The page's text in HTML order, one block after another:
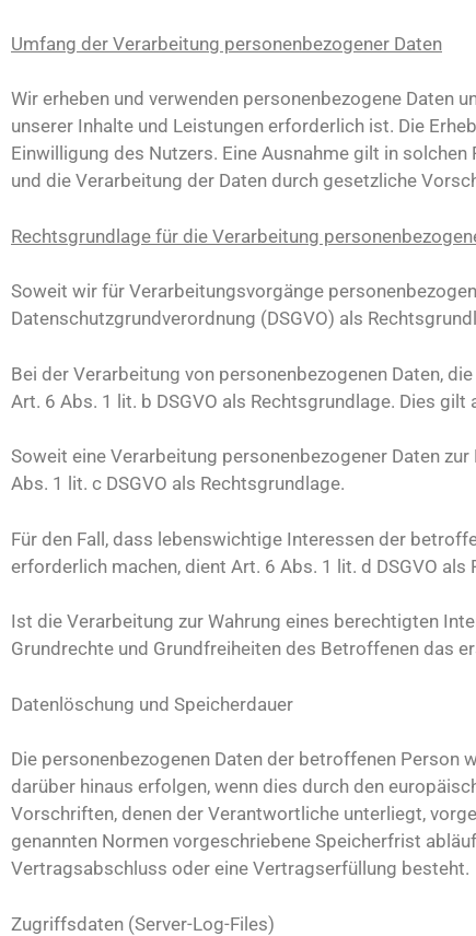
Umfang der Verarbeitung personenbezogener Daten
Wir erheben und verwenden personenbezogene Daten
unserer Inhalte und Leistungen erforderlich ist. Die
Einwilligung des Nutzers. Eine Ausnahme gilt in
und die Verarbeitung der Daten durch gesetzliche
Rechtsgrundlage für die Verarbeitung
Soweit wir für Verarbeitungsvorgänge
Datenschutzgrundverordnung (DSGVO) als
Bei der Verarbeitung von personenbezogenen Daten,
Art. 6 Abs. 1 lit. b DSGVO als Rechtsgrundlage. Dies
Soweit eine Verarbeitung personenbezogener Daten
Abs. 1 lit. c DSGVO als Rechtsgrundlage.
Für den Fall, dass lebenswichtige Interessen der
erforderlich machen, dient Art. 6 Abs. 1 lit. d DSGVO als
Ist die Verarbeitung zur Wahrung eines berechtigten
Grundrechte und Grundfreiheiten des Betroffenen das
Datenlöschung und Speicherdauer
Die personenbezogenen Daten der betroffenen Person
darüber hinaus erfolgen, wenn dies durch den
Vorschriften, denen der Verantwortliche unterliegt,
genannten Normen vorgeschriebene Speicherfrist
Vertragsabschluss oder eine Vertragserfüllung besteht.
Zugriffsdaten (Server-Log-Files)